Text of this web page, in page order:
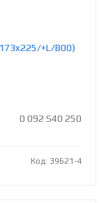
+L/B00)
0 092 S40 250
Код: 39621-4